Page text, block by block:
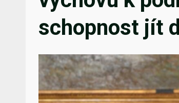
schopnost jít